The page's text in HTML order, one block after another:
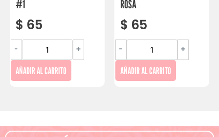
#1
$ 65
- +
AÑADIR AL CARRITO
ROSA
$ 65
- +
AÑADIR AL CARRITO